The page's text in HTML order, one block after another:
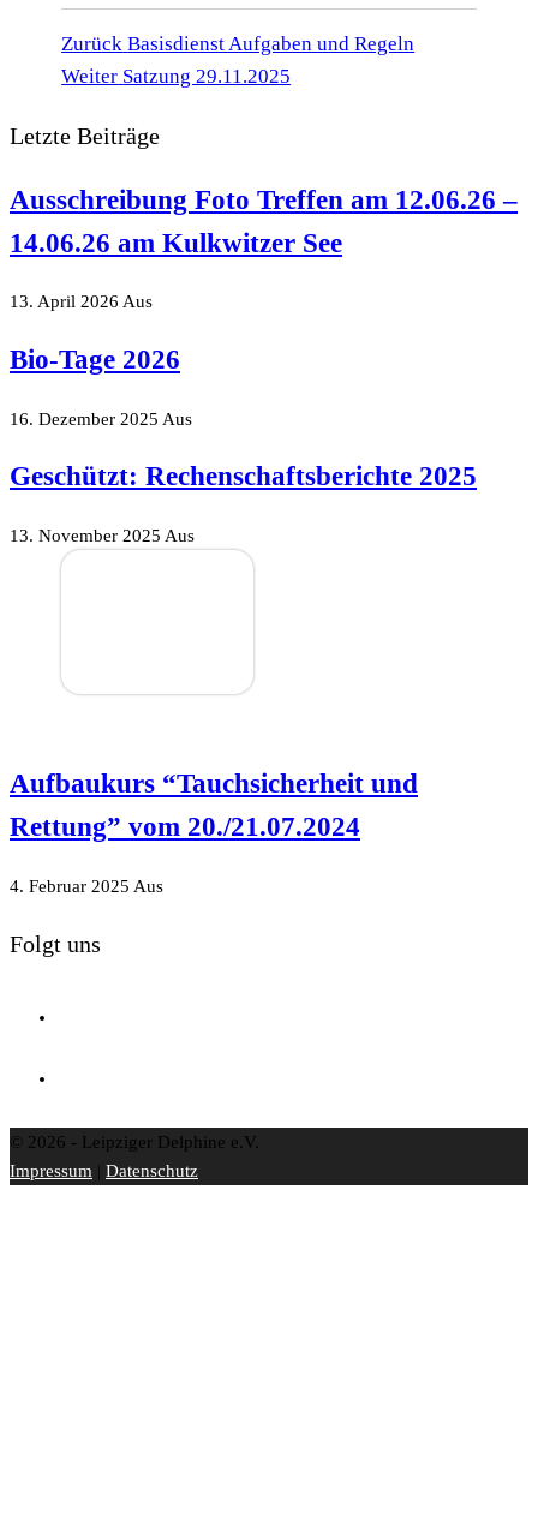
Beitragsnavigation
Vorheriger
Beitrag
Zurück Basisdienst Aufgaben und Regeln
Nächster
Weiter Satzung 29.11.2025
Letzte Beiträge
Ausschreibung Foto Treffen am 12.06.26 –
14.06.26 am Kulkwitzer See
13. April 2026 Aus
Bio-Tage 2026
16. Dezember 2025 Aus
Geschützt: Rechenschaftsberichte 2025
13. November 2025 Aus
Aufbaukurs “Tauchsicherheit und
Rettung” vom 20./21.07.2024
4. Februar 2025 Aus
Folgt uns
© 2026 - Leipziger Delphine e.V.
Impressum | Datenschutz